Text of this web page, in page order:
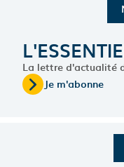
La lettre d'actualité
Je m'abonne